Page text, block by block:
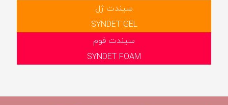
سیندت ژل
SYNDET GEL
سیندت فوم
SYNDET FOAM